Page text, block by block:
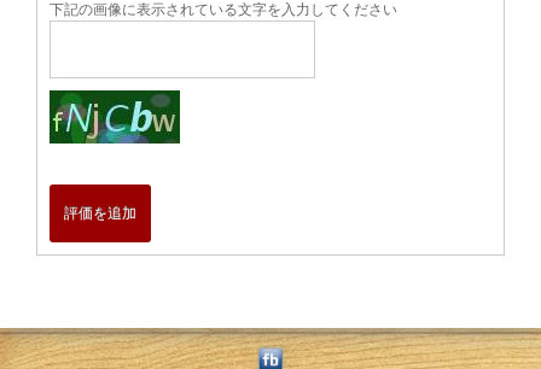
下記の画像に表示されている文字を入力してください
評価を追加